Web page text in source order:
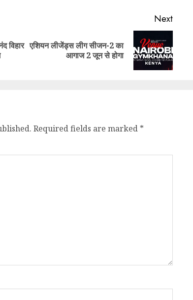
Previous
विहार
Next
Next
एशियन लीजेंड्स लीग सीजन-2 का
आगाज 2 जून से होगा
Required fields are marked *